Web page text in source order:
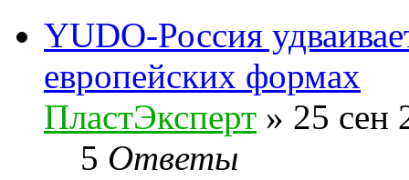
YUDO-Россия
европейских формах
ПластЭксперт » 25 сен
5 Ответы